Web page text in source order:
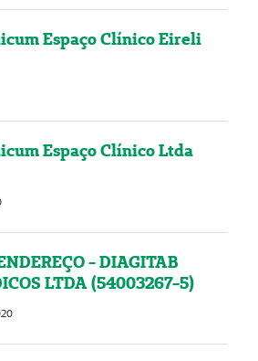
Espaço Clínico Eireli
Espaço Clínico Ltda
- DIAGITAB
LTDA (54003267-5)